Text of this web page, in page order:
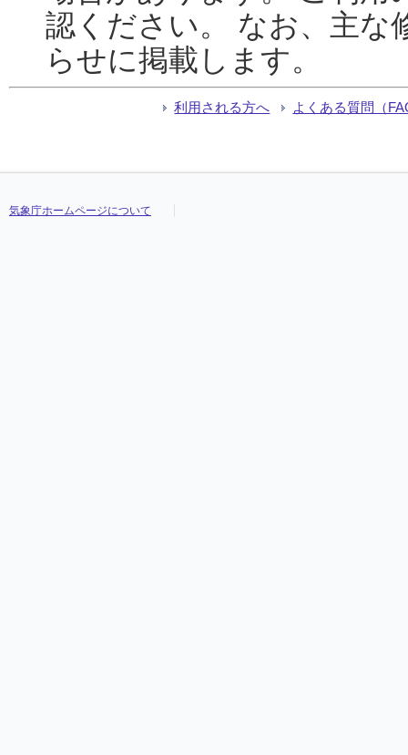
認ください。 なお、主な
らせに掲載します。
利用される方へ よくある質問（
気象庁ホームページについて